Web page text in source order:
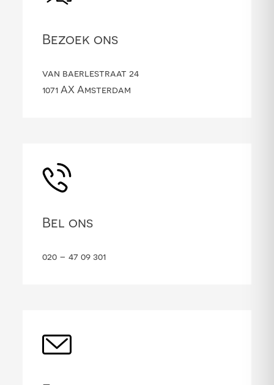
Bezoek ons
van baerlestraat 24
1071 AX Amsterdam
Bel ons
020 – 47 09 301